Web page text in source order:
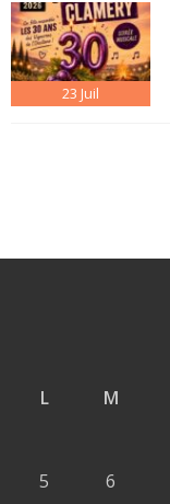
23 Juil
L
M
5
6